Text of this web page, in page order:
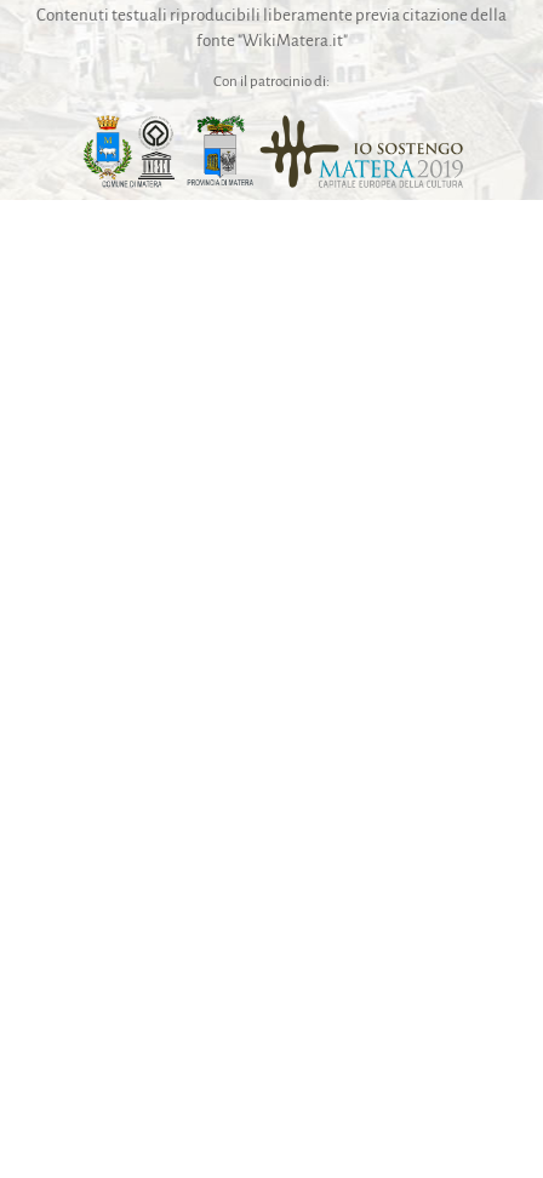
Contenuti testuali riproducibili liberamente previa citazione della
fonte "WikiMatera.it"
Con il patrocinio di: